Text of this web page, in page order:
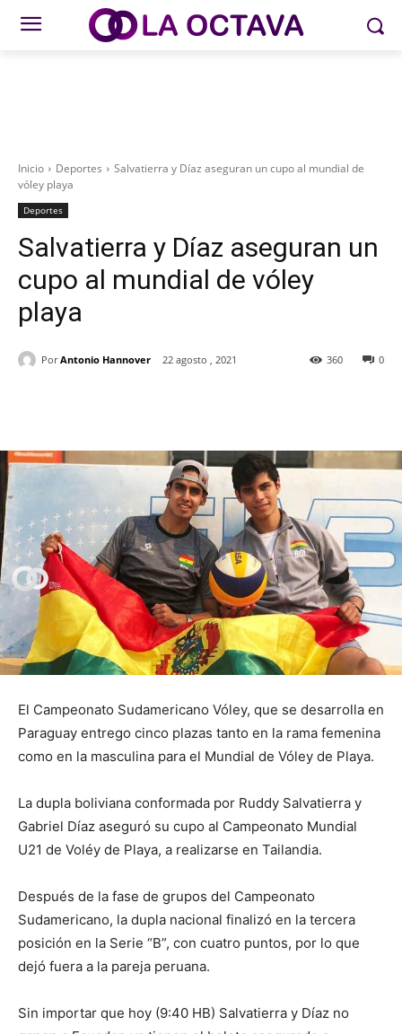
Inicio Deportes
Salvatierra y Díaz aseguran un cupo al mundial de
vóley playa
Deportes
Salvatierra y Díaz aseguran un
cupo al mundial de vóley
playa
Por Antonio Hannover 22 agosto , 2021 0
360
El Campeonato Sudamericano Vóley, que se desarrolla en
Paraguay entrego cinco plazas tanto en la rama femenina
como en la masculina para el Mundial de Vóley de Playa.
La dupla boliviana conformada por Ruddy Salvatierra y
Gabriel Díaz aseguró su cupo al Campeonato Mundial
U21 de Voléy de Playa, a realizarse en Tailandia.
Después de la fase de grupos del Campeonato
Sudamericano, la dupla nacional finalizó en la tercera
posición en la Serie “B”, con cuatro puntos, por lo que
dejó fuera a la pareja peruana.
Sin importar que hoy (9:40 HB) Salvatierra y Díaz no